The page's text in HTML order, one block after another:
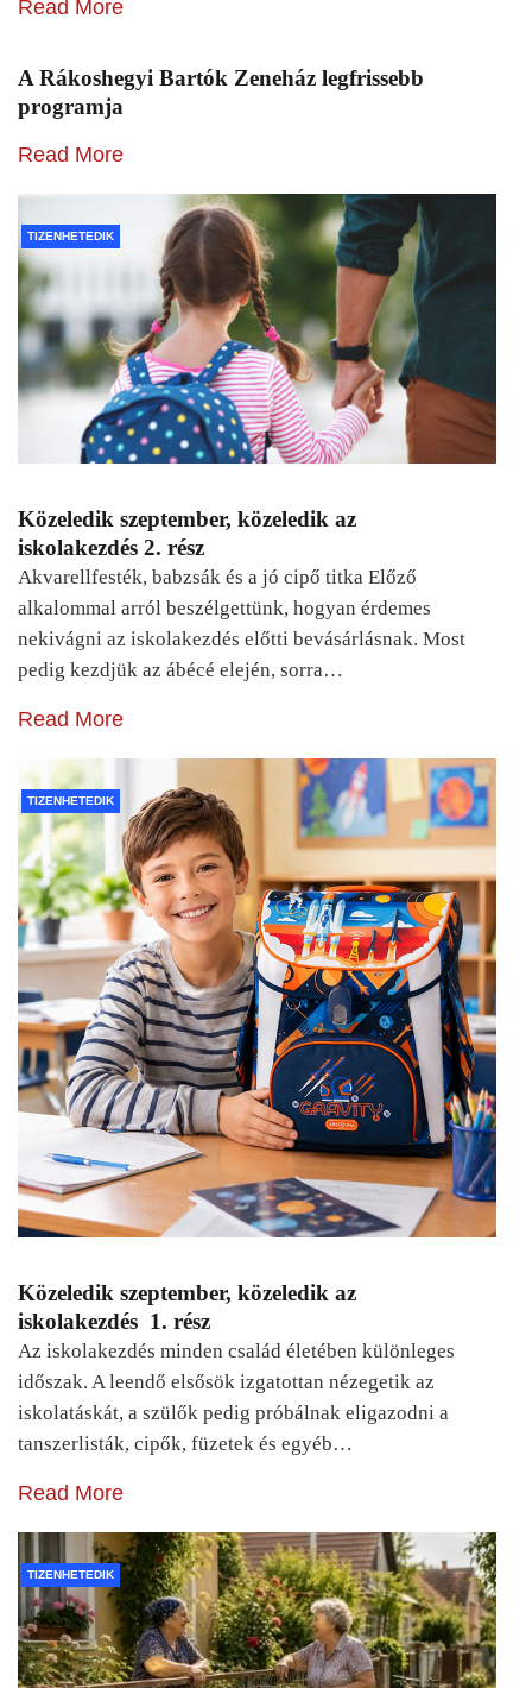
Read More
A Rákoshegyi Bartók Zeneház legfrissebb
programja
Read More
TIZENHETEDIK
Közeledik szeptember, közeledik az
iskolakezdés 2. rész
Akvarellfesték, babzsák és a jó cipő titka Előző
alkalommal arról beszélgettünk, hogyan érdemes
nekivágni az iskolakezdés előtti bevásárlásnak. Most
pedig kezdjük az ábécé elején, sorra…
Read More
TIZENHETEDIK
Közeledik szeptember, közeledik az
iskolakezdés 1. rész
Az iskolakezdés minden család életében különleges
időszak. A leendő elsősök izgatottan nézegetik az
iskolatáskát, a szülők pedig próbálnak eligazodni a
tanszerlisták, cipők, füzetek és egyéb…
Read More
TIZENHETEDIK